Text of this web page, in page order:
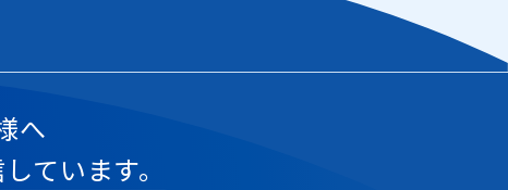
へ
ています。